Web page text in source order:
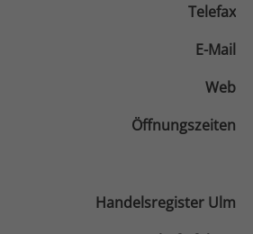
Telefax
E-Mail
Web
Öffnungszeiten
Handelsregister Ulm